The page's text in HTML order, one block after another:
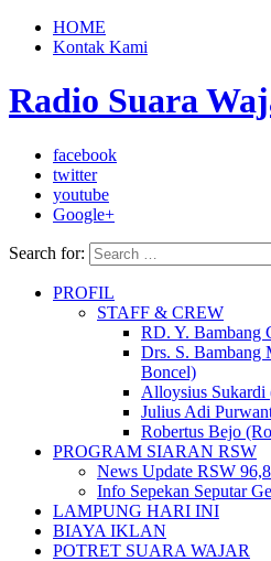
HOME
Kontak Kami
Radio Suara
facebook
twitter
youtube
Google+
Search for:
PROFIL
STAFF & CREW
RD. Y. Bambang
Drs. S. Bambang
Boncel)
Alloysius Sukardi
Julius Adi
Robertus Bejo
PROGRAM SIARAN RSW
News Update RSW
Info Sepekan Seputar
LAMPUNG HARI INI
BIAYA IKLAN
POTRET SUARA WAJAR